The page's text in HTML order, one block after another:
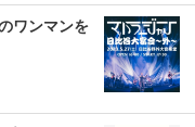
ワンマンを